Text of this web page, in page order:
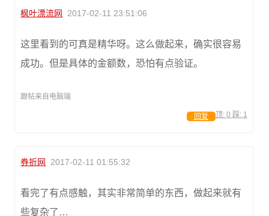
枫叶漂流网 2017-02-11 23:51:06
这里看到的可真是精华呀。这么做起来，确实很容易
成功。但是具体的金额数，恐怕有点验证。
跟帖来自电脑端
顶: 0 踩: 1
回复
券折网 2017-02-11 01:55:32
看完了有点感触，其实非常简单的东西，做起来就有
些复杂了…